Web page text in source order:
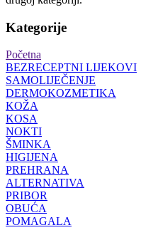
Kategorije
Početna
BEZRECEPTNI LIJEKOVI
SAMOLIJEČENJE
DERMOKOZMETIKA
KOŽA
KOSA
NOKTI
ŠMINKA
HIGIJENA
PREHRANA
ALTERNATIVA
PRIBOR
OBUĆA
POMAGALA